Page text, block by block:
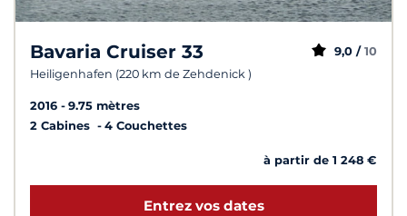
Bavaria Cruiser 33
Heiligenhafen (220 km de Zehdenick )
9,0 / 10
2016
9.75 mètres
2 Cabines
4 Couchettes
à partir de 1 248 €
Entrez vos dates